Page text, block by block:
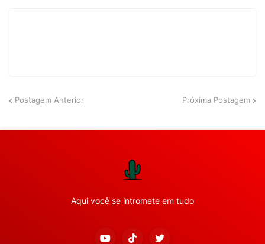
Postagem Anterior Próxima Postagem
Aqui você se intromete em tudo